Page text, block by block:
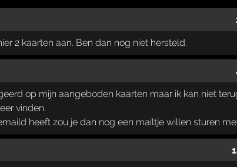
2 kaarten aan. Ben dan nog niet hersteld.
op mijn aangeboden kaarten maar ik kan niet
vinden.
heeft zou je dan nog een mailtje willen sturen